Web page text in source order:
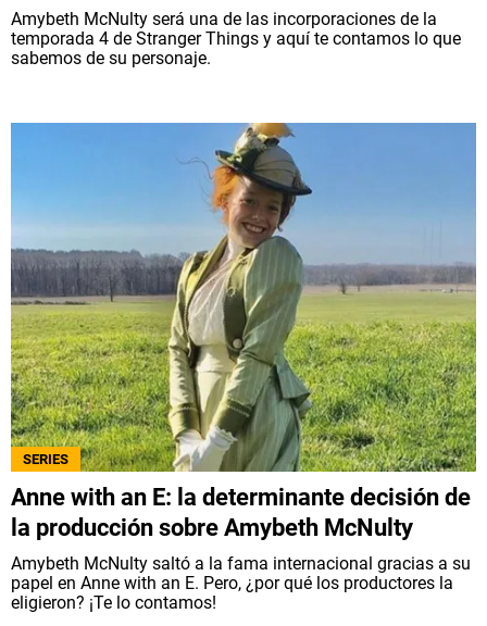
Amybeth McNulty será una de las incorporaciones de la
temporada 4 de Stranger Things y aquí te contamos lo que
sabemos de su personaje.
SERIES
Anne with an E: la determinante decisión de
la producción sobre Amybeth McNulty
Amybeth McNulty saltó a la fama internacional gracias a su
papel en Anne with an E. Pero, ¿por qué los productores la
eligieron? ¡Te lo contamos!